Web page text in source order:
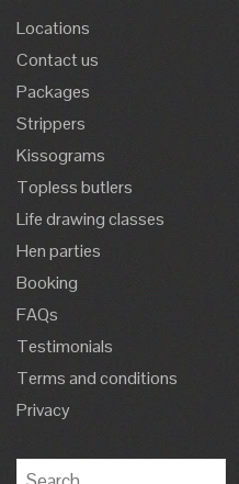
Locations
Contact us
Packages
Strippers
Kissograms
Topless butlers
Life drawing classes
Hen parties
Booking
FAQs
Testimonials
Terms and conditions
Privacy
Search